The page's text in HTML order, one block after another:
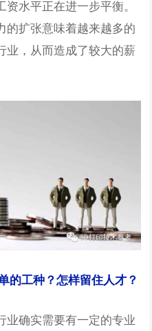
水平正在进一步平衡。
的扩张意味着越来越多的
业，从而造成了较大的薪
的工种？怎样留住人才？
业确实需要有一定的专业